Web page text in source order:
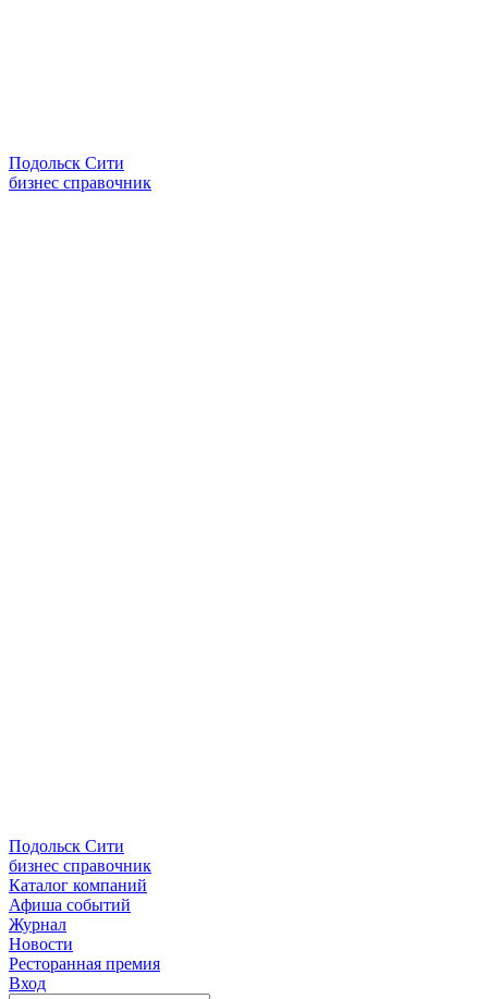
Подольск Сити
бизнес справочник
Подольск Сити
бизнес справочник
Каталог компаний
Афиша событий
Журнал
Новости
Ресторанная премия
Вход